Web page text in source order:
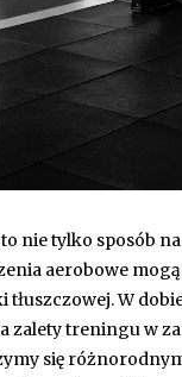
nie tylko sposób
aerobowe
tłuszczowej. W
zalety treningu w
się